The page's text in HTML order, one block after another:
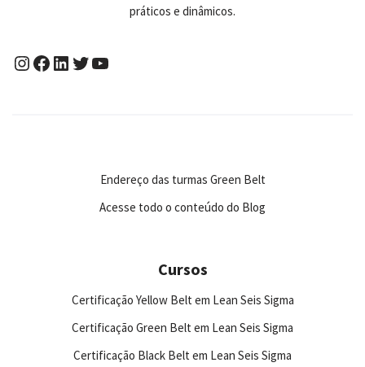
práticos e dinâmicos.
Endereço das turmas Green Belt
Acesse todo o conteúdo do Blog
Cursos
Certificação Yellow Belt em Lean Seis Sigma
Certificação Green Belt em Lean Seis Sigma
Certificação Black Belt em Lean Seis Sigma